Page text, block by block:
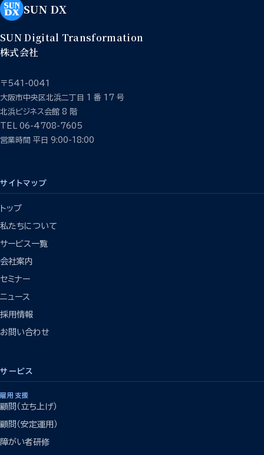
SUN DX
SUN Digital Transformation
株式会社
〒541-0041
大阪市中央区北浜二丁目 1 番 17 号
北浜ビジネス会館 8 階
TEL 06-4708-7605
営業時間 平日 9:00-18:00
サイトマップ
トップ
私たちについて
サービス一覧
会社案内
セミナー
ニュース
採用情報
お問い合わせ
サービス
雇用支援
顧問（立ち上げ）
顧問（安定運用）
障がい者研修